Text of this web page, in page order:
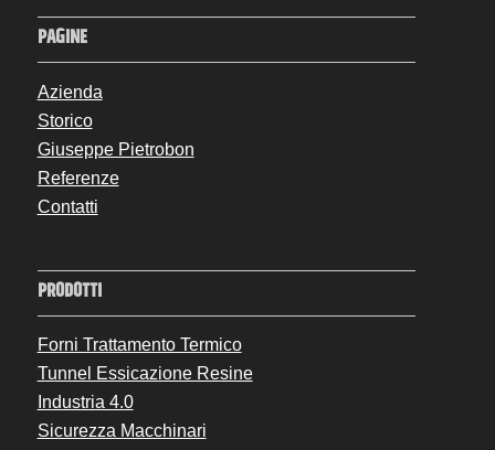
PAGINE
Azienda
Storico
Giuseppe Pietrobon
Referenze
Contatti
PRODOTTI
Forni Trattamento Termico
Tunnel Essicazione Resine
Industria 4.0
Sicurezza Macchinari